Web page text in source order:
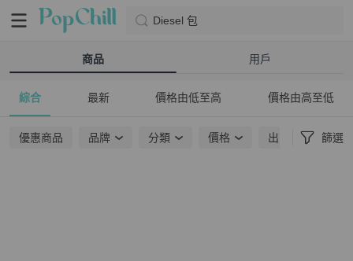
Diesel 包
商品 用戶
綜合 最新 價格由低至高 價格由高至低
優惠商品 品牌 分類 價格 出貨地點 篩選